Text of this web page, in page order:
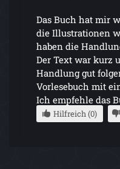
Das Buch hat mir
die Illustrationen
haben die
Der Text war kurz
Handlung gut
Vorlesebuch mit
Ich empfehle das
Hilfreich (0)